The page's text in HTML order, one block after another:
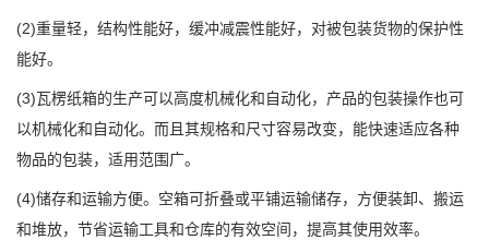
(2)重量轻，结构性能好，缓冲减震性能好，对被包装货物的保护性
能好。
(3)瓦楞纸箱的生产可以高度机械化和自动化，产品的包装操作也可
以机械化和自动化。而且其规格和尺寸容易改变，能快速适应各种
物品的包装，适用范围广。
(4)储存和运输方便。空箱可折叠或平铺运输储存，方便装卸、搬运
和堆放，节省运输工具和仓库的有效空间，提高其使用效率。